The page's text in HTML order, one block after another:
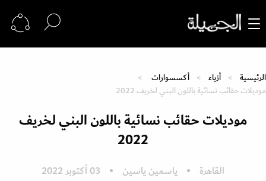
الرئيسية أزياء
أكسسوارات
موديلات حقائب نسائية باللون البني ‬لخريف 2022
موديلات حقائب نسائية باللون البني ‬لخريف
2022
القاهرة ياسمين ياسين 03 أكتوبر 2022